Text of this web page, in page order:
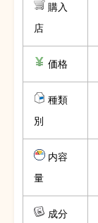
購入
店
価格
種類
別
内容
量
成分